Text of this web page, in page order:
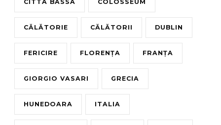
CITTA BASSA COLOSSEUM
CĂLĂTORIE CĂLĂTORII DUBLIN
FERICIRE FLORENȚA FRANȚA
GIORGIO VASARI GRECIA
HUNEDOARA ITALIA